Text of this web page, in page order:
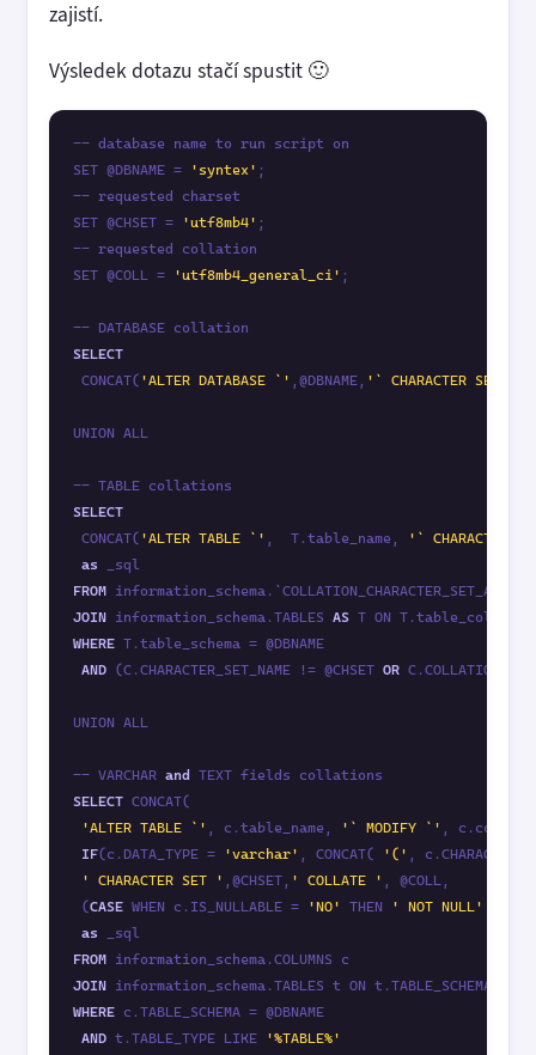
zajistí.
Výsledek dotazu stačí spustit 🙂
-- database name to run script on
SET @DBNAME =
'syntex' ;
-- requested charset
SET @CHSET =
'utf8mb4' ;
-- requested collation
SET @COLL =
'utf8mb4_general_ci' ;
SELECT
CONCAT( 'ALTER DATABASE `' ,@DBNAME, '` CHARACTER SET '
UNION ALL
SELECT
CONCAT( 'ALTER TABLE `' ,  T.table_name,
'` CHARACTER
as
FROM
JOIN information_schema.TABLES AS
WHERE T.table_schema = @DBNAME
AND (C.CHARACTER_SET_NAME != @CHSET OR
UNION ALL
-- VARCHAR and
SELECT CONCAT(
'ALTER TABLE `' , c.table_name, '` MODIFY `' ,
IF(c.DATA_TYPE = 'varchar' , CONCAT( '(' ,
' CHARACTER SET ' ,@CHSET, ' COLLATE ' , @COLL,
(CASE WHEN c.IS_NULLABLE = 'NO' THEN ' NOT NULL'
as
FROM
JOIN information_schema.TABLES t ON t.TABLE_SCHEMA =
WHERE c.TABLE_SCHEMA = @DBNAME
AND t.TABLE_TYPE LIKE
'%TABLE%'